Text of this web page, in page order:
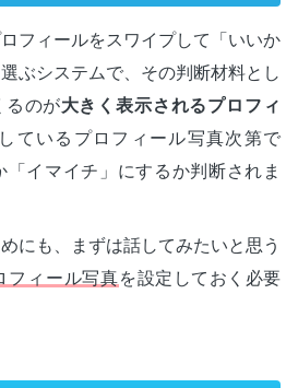
フィールをスワイプして「いいか
ぶシステムで、その判断材料とし
るのが大きく表示されるプロフィ
ているプロフィール写真次第で
「イマイチ」にするか判断されま
にも、まずは話してみたいと思う
フィール写真を設定しておく必要